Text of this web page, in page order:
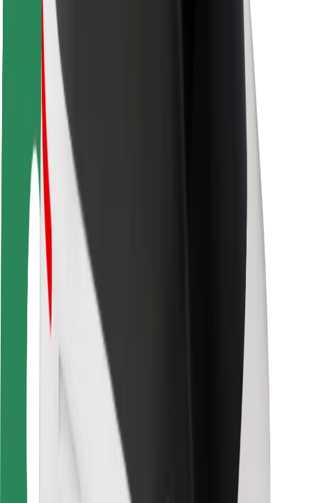
Bezpieczna jazda na hulajnogach
Laboratorium bezpieczeństwa
Miasta
Lokalizacje
Rozwiązania dla miast
Lotniska
Stacje ładowania Bolt
Pomoc
Dla pasażerów
Dla kierowców
Dla dostawców
Bolt Food
Dla właścicieli floty
Dla restauracji
Bolt for Business